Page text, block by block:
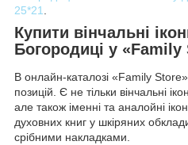
25*21
Купити вінчальні
Богородиці у «Family
В онлайн-каталозі «Family
позицій. Є не тільки вінчальні
але також іменні та аналойні
духовних книг у шкіряних
срібними накладками.